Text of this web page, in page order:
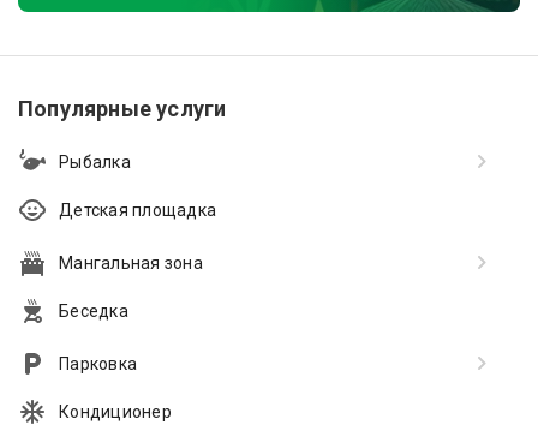
Популярные услуги
Рыбалка
Детская площадка
Мангальная зона
Беседка
Парковка
Кондиционер